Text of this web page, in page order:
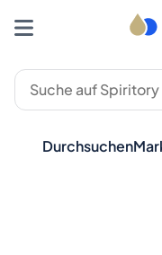
Durchsuchen